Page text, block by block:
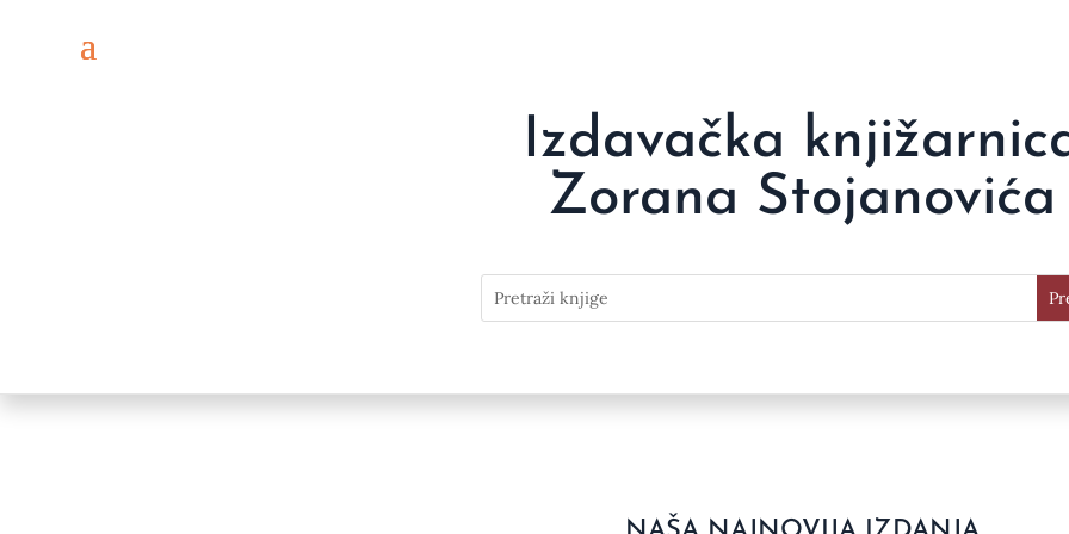
Izdavačka
Zorana Stojanovića